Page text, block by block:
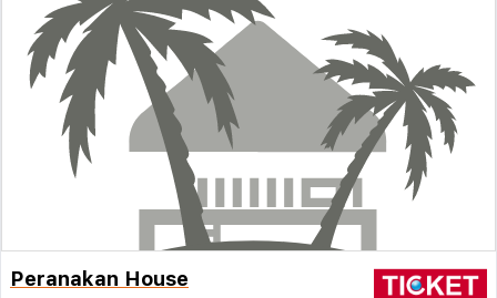
Peranakan House